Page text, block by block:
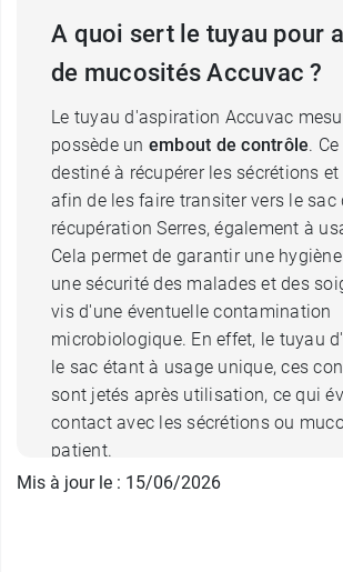
A quoi sert le tuyau pour
de mucosités Accuvac ?
Le tuyau d'aspiration Accuvac
possède un embout de contrôle.
destiné à récupérer les sécrétions
afin de les faire transiter vers le sac
récupération Serres, également à
Cela permet de garantir une
une sécurité des malades et des
vis d'une éventuelle contamination
microbiologique. En effet, le tuyau
le sac étant à usage unique, ces
sont jetés après utilisation, ce qui
contact avec les sécrétions ou
patient.
Mis à jour le : 15/06/2026